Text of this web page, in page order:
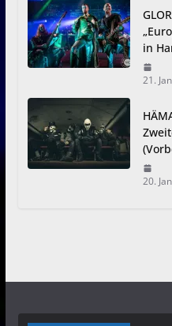
in
21.
20.